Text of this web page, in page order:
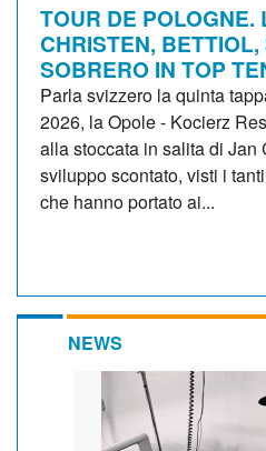
TOUR DE POLOGNE.
CHRISTEN,
SOBRERO IN TOP
Parla svizzero la quinta
2026, la Opole - Kocierz
alla stoccata in salita di Jan
sviluppo scontato, visti i
che hanno portato ai...
NEWS